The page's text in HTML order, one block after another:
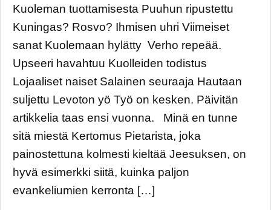
Kuoleman tuottamisesta Puuhun ripustettu
Kuningas? Rosvo? Ihmisen uhri Viimeiset
sanat Kuolemaan hylätty Verho repeää.
Upseeri havahtuu Kuolleiden todistus
Lojaaliset naiset Salainen seuraaja Hautaan
suljettu Levoton yö Työ on kesken. Päivitän
artikkelia taas ensi vuonna. Minä en tunne
sitä miestä Kertomus Pietarista, joka
painostettuna kolmesti kieltää Jeesuksen, on
hyvä esimerkki siitä, kuinka paljon
evankeliumien kerronta […]